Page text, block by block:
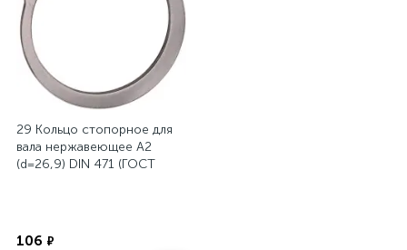
29 Кольцо стопорное для
вала нержавеющее А2
(d=26,9) DIN 471 (ГОСТ
106 ₽